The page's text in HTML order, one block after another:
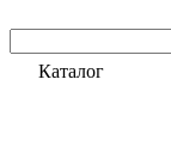
Каталог